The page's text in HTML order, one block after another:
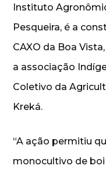
Instituto
Pesqueira, é a
CAXO da Boa
a associação
Coletivo da
Kreká.
“A ação permitiu
monocultivo de